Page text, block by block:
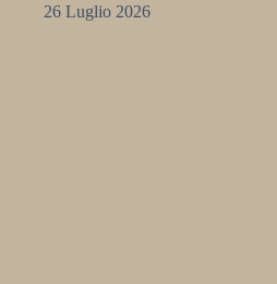
26 Luglio 2026